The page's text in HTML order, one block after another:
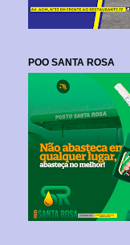
POO SANTA ROSA